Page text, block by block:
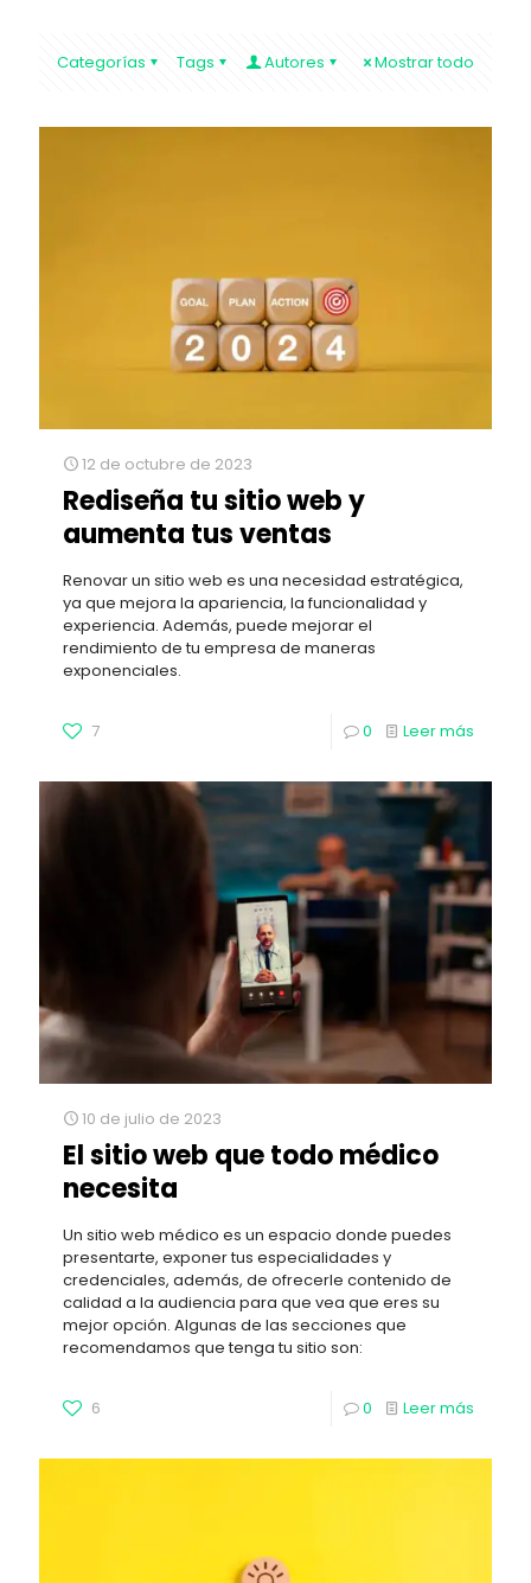
Categorías Tags Autores Mostrar todo
12 de octubre de 2023
Rediseña tu sitio web y
aumenta tus ventas
Renovar un sitio web es una necesidad estratégica,
ya que mejora la apariencia, la funcionalidad y
experiencia. Además, puede mejorar el
rendimiento de tu empresa de maneras
exponenciales.
7 0 Leer más
10 de julio de 2023
El sitio web que todo médico
necesita
Un sitio web médico es un espacio donde puedes
presentarte, exponer tus especialidades y
credenciales, además, de ofrecerle contenido de
calidad a la audiencia para que vea que eres su
mejor opción. Algunas de las secciones que
recomendamos que tenga tu sitio son:
6 0 Leer más